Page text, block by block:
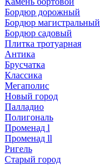
Бордюр дорожный
Бордюр магистральный
Бордюр садовый
Плитка тротуарная
Антика
Брусчатка
Классика
Мегаполис
Новый город
Палладио
Полигональ
Променад l
Променад ll
Ригель
Старый город